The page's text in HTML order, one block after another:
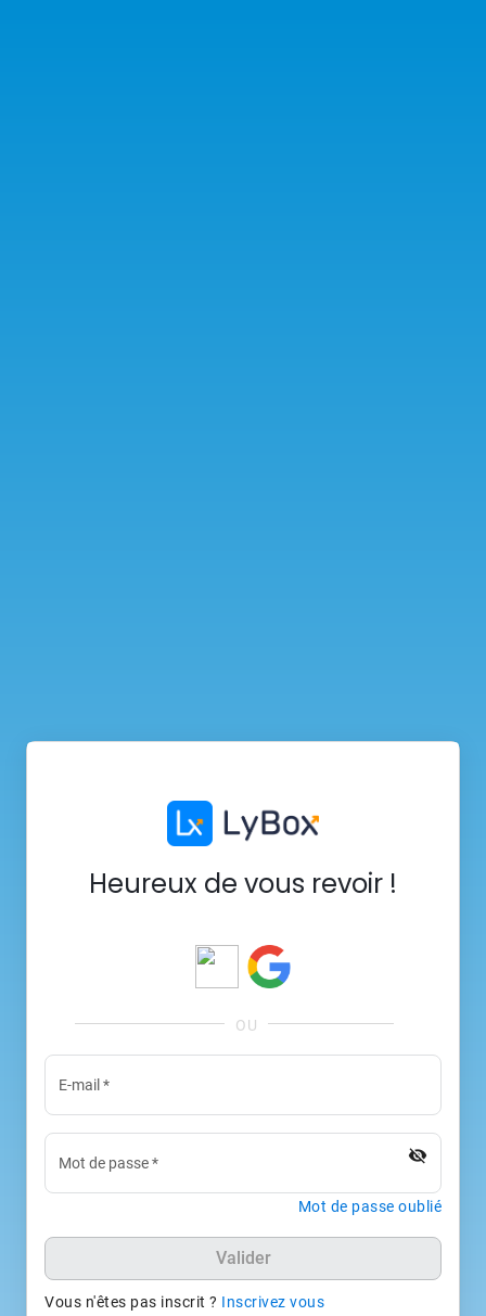
Heureux de vous revoir !
E-mail *
Mot de passe* visibility_off
Mot de passe oublié
Valider
Vous n'êtes pas inscrit ? Inscrivez vous